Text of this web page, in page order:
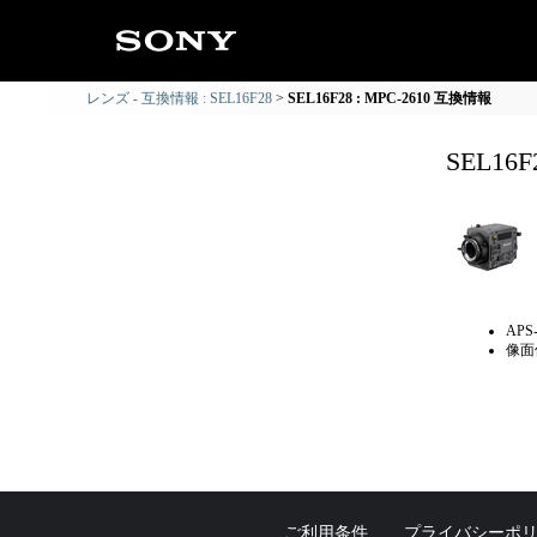
レンズ - 互換情報 : SEL16F28 SEL16F28 : MPC-2610 互換情報
像
ご利用条件 プライバシーポ